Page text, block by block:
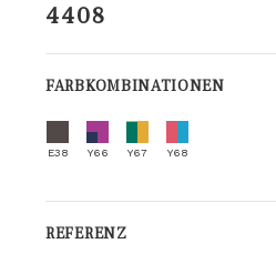
4408
FARBKOMBINATIONEN
E38 Y66 Y67 Y68
REFERENZ